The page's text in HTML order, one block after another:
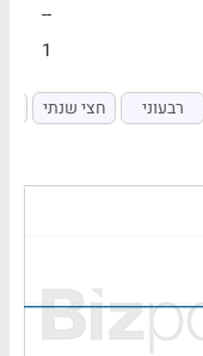
--
1
רבעוני חצי שנתי